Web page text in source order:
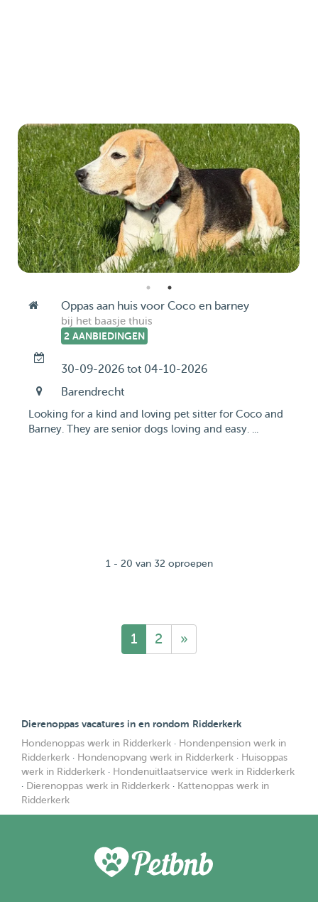
Oppas aan huis voor Coco en barney
bij het baasje thuis
2 AANBIEDINGEN
30-09-2026 tot 04-10-2026
Barendrecht
Looking for a kind and loving pet sitter for Coco and
Barney. They are senior dogs loving and easy. ...
1 - 20 van 32 oproepen
1 2 »
Dierenoppas vacatures in en rondom Ridderkerk
Hondenoppas werk in Ridderkerk · Hondenpension werk in
Ridderkerk · Hondenopvang werk in Ridderkerk · Huisoppas
werk in Ridderkerk · Hondenuitlaatservice werk in Ridderkerk
· Dierenoppas werk in Ridderkerk · Kattenoppas werk in
Ridderkerk